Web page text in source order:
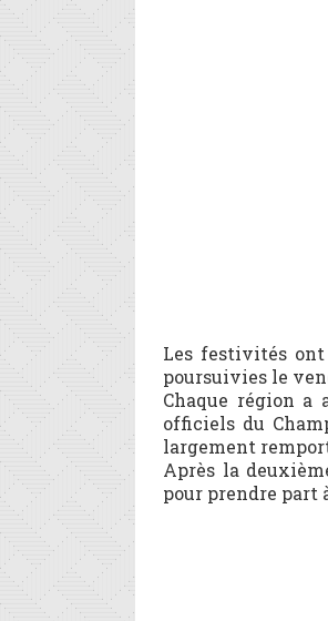
Les festivités
poursuivies le
Chaque région a
officiels du
largement
Après la
pour prendre part